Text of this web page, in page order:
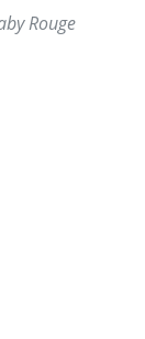
Rouge